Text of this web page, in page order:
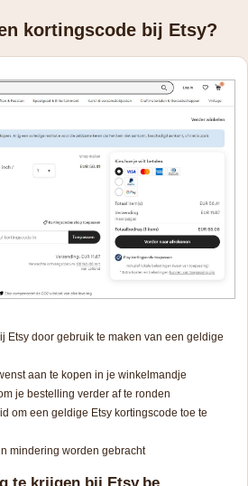
kortingscode bij Etsy?
Etsy door gebruik te maken van een geldige
aan te kopen in je winkelmandje
je bestelling verder af te ronden
om een geldige Etsy kortingscode toe te
mindering worden gebracht
te krijgen bij Etsy.be